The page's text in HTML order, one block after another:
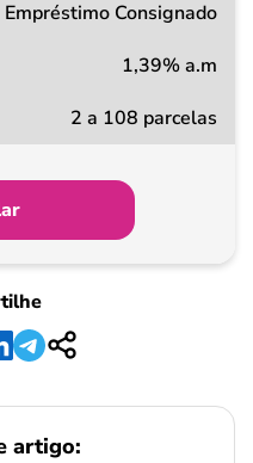
Empréstimo Consignado
1,39% a.m
2 a 108 parcelas
artigo: